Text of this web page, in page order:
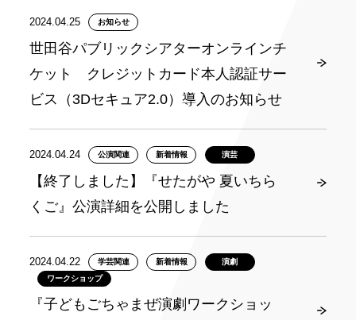
2024.04.25 お知らせ
世田谷パブリックシアターオンラインチ
ケット クレジットカード本人認証サー
ビス（3Dセキュア2.0）導入のお知らせ
2024.04.24 公演関連 新着情報 演芸
【終了しました】『せたがや 夏いちら
くご』公演詳細を公開しました
2024.04.22 学芸関連 新着情報
演劇
ワークショップ
『子どもごちゃまぜ演劇ワークショッ